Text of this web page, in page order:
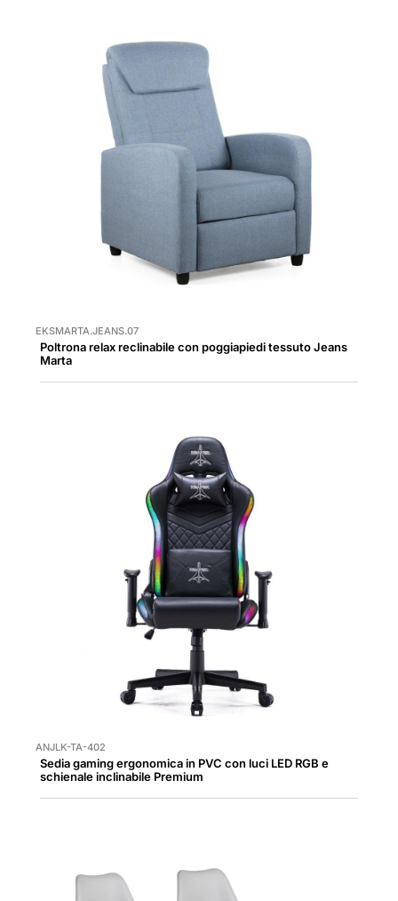
EKSMARTA.JEANS.07
Poltrona relax reclinabile con poggiapiedi tessuto Jeans
Marta
ANJLK-TA-402
Sedia gaming ergonomica in PVC con luci LED RGB e
schienale inclinabile Premium